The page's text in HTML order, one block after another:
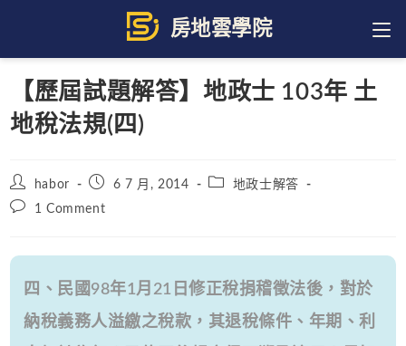
content
【歷屆試題解答】地政士 103年 土
地稅法規(四)
Post
author:
habor
Post6 7 月, 2014
Post地政士解答
Post1 Comment
四、民國98年1月21日修正稅捐稽徵法後，對於
納稅義務人溢繳之稅款，其退稅條件、年期、利